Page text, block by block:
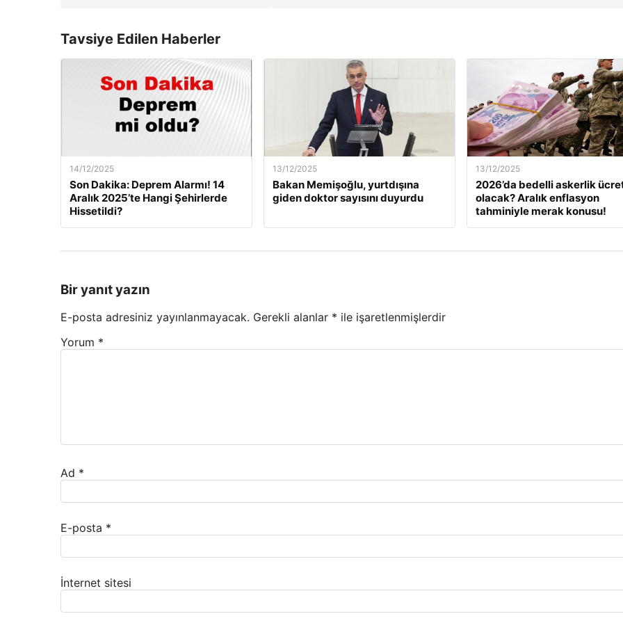
Tavsiye Edilen Haberler
14/12/2025
Son Dakika: Deprem Alarmı! 14
Aralık 2025’te Hangi Şehirlerde
Hissetildi?
13/12/2025
Bakan Memişoğlu, yurtdışına
giden doktor sayısını duyurdu
13/12/2025
2026’da bedelli askerlik
olacak? Aralık enflasyon
tahminiyle merak konusu!
Bir yanıt yazın
E-posta adresiniz yayınlanmayacak. Gerekli alanlar * ile işaretlenmişlerdir
Yorum *
Ad *
E-posta *
İnternet sitesi